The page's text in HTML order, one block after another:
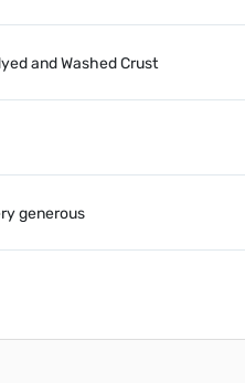
and Washed Crust
generous